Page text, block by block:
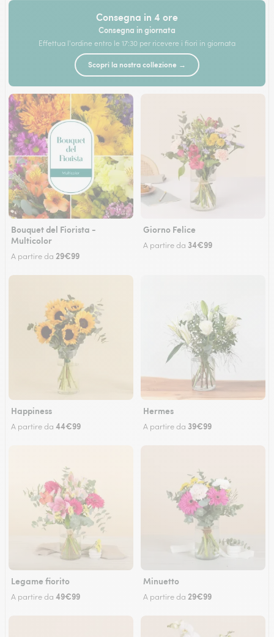
Consegna in 4 ore
Consegna in giornata
Effettua l'ordine entro le 17:30 per ricevere i fiori in giornata
Scopri la nostra collezione →
Bouquet del Fiorista -
Multicolor
A partire da 29€99
Giorno Felice
A partire da 34€99
Happiness
A partire da 44€99
Hermes
A partire da 39€99
Legame fiorito
A partire da 49€99
Minuetto
A partire da 29€99